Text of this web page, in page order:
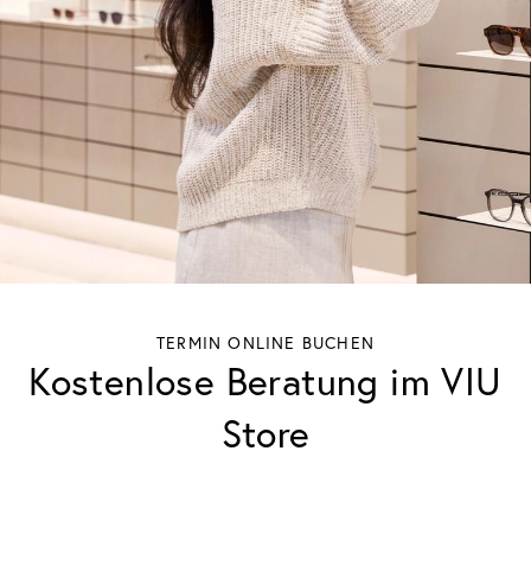
TERMIN ONLINE BUCHEN
Kostenlose Beratung im VIU
Store